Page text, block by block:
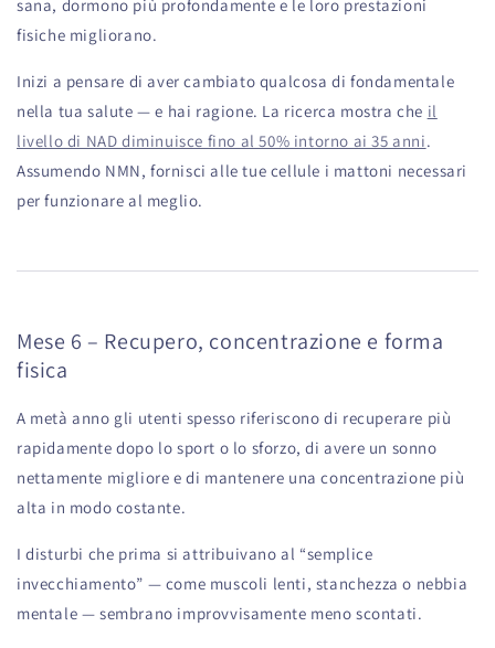
sana, dormono più profondamente e le loro prestazioni
fisiche migliorano.
Inizi a pensare di aver cambiato qualcosa di fondamentale
nella tua salute — e hai ragione. La ricerca mostra che il
livello di NAD diminuisce fino al 50% intorno ai 35 anni.
Assumendo NMN, fornisci alle tue cellule i mattoni necessari
per funzionare al meglio.
Mese 6 – Recupero, concentrazione e forma
fisica
A metà anno gli utenti spesso riferiscono di recuperare più
rapidamente dopo lo sport o lo sforzo, di avere un sonno
nettamente migliore e di mantenere una concentrazione più
alta in modo costante.
I disturbi che prima si attribuivano al “semplice
invecchiamento” — come muscoli lenti, stanchezza o nebbia
mentale — sembrano improvvisamente meno scontati.